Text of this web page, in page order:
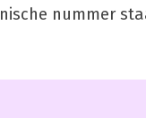
nummer